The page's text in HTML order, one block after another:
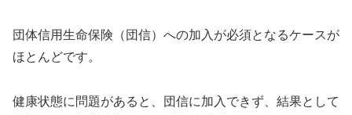
団体信用生命保険（団信）への加入が必須となるケースが
ほとんどです。
健康状態に問題があると、団信に加入できず、結果として